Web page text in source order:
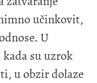
učinkovit,
U
su uzrok
u obzir dolaze